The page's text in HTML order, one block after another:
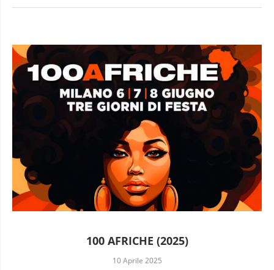
100 AFRICHE (2025)
10 Aprile 2025